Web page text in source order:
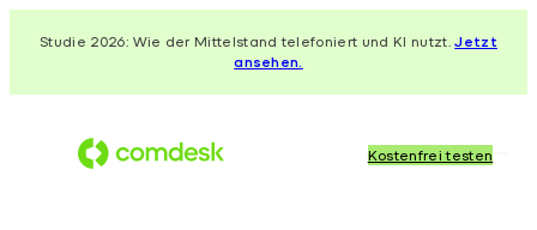
InhaltStudie 2026: Wie der Mittelstand telefoniert und KI nutzt.Jetzt
ansehen.
Kostenfrei testen